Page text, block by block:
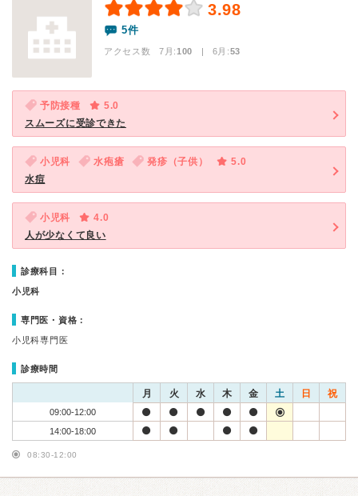
3.98
5件
アクセス数 7月:100 | 6月:53
予防接種
5.0
スムーズに受診できた
小児科 水疱瘡 発疹（子供）
5.0
水痘
小児科
4.0
人が少なくて良い
診療科目：
小児科
専門医・資格：
小児科専門医
診療時間
月 火 水 木 金 土 日 祝
09:00-12:00
14:00-18:00
08:30-12:00